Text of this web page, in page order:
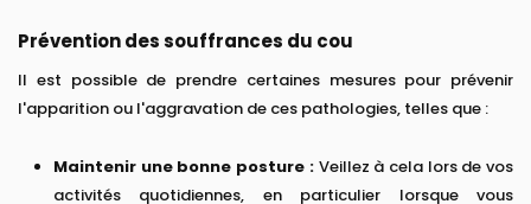
Prévention des souffrances du cou
Il est possible de prendre certaines mesures pour prévenir
l'apparition ou l'aggravation de ces pathologies, telles que :
Maintenir une bonne posture :Veillez à cela lors de vos
activités quotidiennes, en particulier lorsque vous